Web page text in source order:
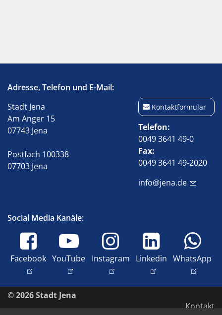
Adresse, Telefon und E-Mail:
Stadt Jena
Am Anger 15
07743 Jena
Postfach 100338
07703 Jena
Kontaktformular
Telefon
0049 3641 49-0
Fax
0049 3641 49-2020
info@jena.de
Social Media Kanäle:
Facebook YouTube Instagram Linkedin WhatsApp
© 2026 Stadt Jena
Kontakt